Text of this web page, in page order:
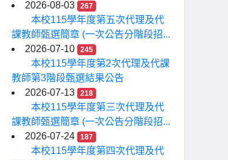
2026-08-03
267
本校115學年度第五次代理及代
課教師甄選簡章 (一次公告分階段招...
2026-07-10
245
本校115學年度第2次代理及代課
教師第3階段甄選結果公告
2026-07-13
218
本校115學年度第三次代理及代
課教師甄選簡章 (一次公告分階段招...
2026-07-24
187
本校115學年度第四次代理及代